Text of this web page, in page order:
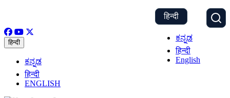
हिन्दी
ಕನ್ನಡ
हिन्दी
English
हिन्दी
ಕನ್ನಡ
हिन्दी
ENGLISH